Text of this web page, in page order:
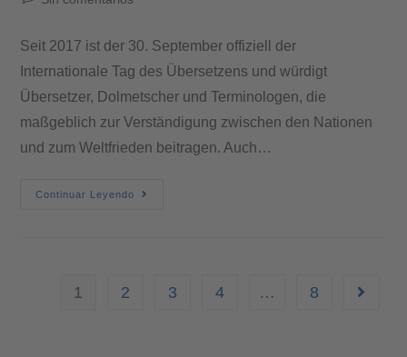
Seit 2017 ist der 30. September offiziell der
Internationale Tag des Übersetzens und würdigt
Übersetzer, Dolmetscher und Terminologen, die
maßgeblich zur Verständigung zwischen den Nationen
und zum Weltfrieden beitragen. Auch…
Continuar Leyendo
1 2 3 4 … 8